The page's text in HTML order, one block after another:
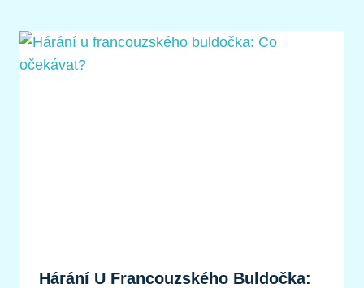
Hárání U Francouzského Buldočka: